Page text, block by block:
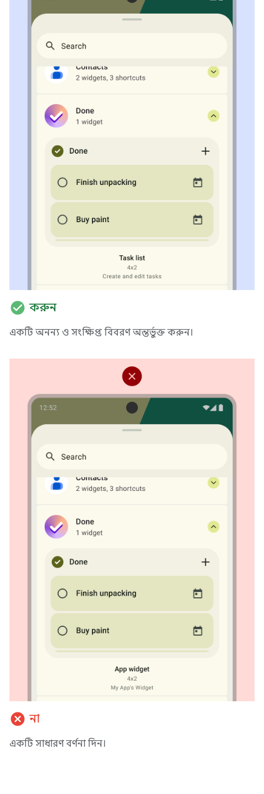
check_circle করুন
একটি অনন্য ও সংক্ষিপ্ত বিবরণ অন্তর্ভুক্ত করুন।
cancel না
একটি সাধারণ বর্ণনা দিন।